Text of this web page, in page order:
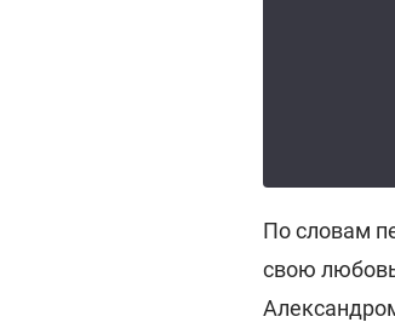
По словам
свою